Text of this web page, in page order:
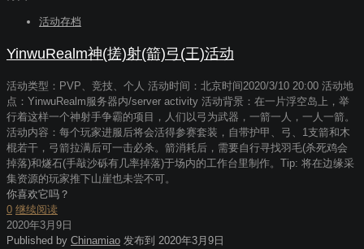
活动存档
YinwuRealm神(搓)射(箭)弓(王)活动
活动类型：PVP、竞技、个人 活动时间：北京时间2020/3/10 20:00 活动地
点：YinwuRealm服务器内/server activity 活动背景：在一片浮空岛上，举
行着这样一个神射手争霸的项目，人们以弓为武器，一箭一人，一人一箭。
活动内容：每个玩家进服后将会活得参赛套装，自带护甲、弓、1支箭和木
棍若干，弓箭拉满后可一击必杀。箭消耗后，需要自行寻找羽毛(杀死鸡会
掉落)和燧石(手敲沙砾有几率掉落)于场内的工作台里制作。Tip: 将在边缘采
集资源的玩家推下山崖也未尝不可。
你喜欢它吗？
0 继续阅读
2020年3月9日
Published by Chinamiao 发布到 2020年3月9日